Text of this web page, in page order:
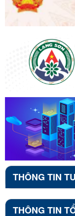
THÔNG TIN
THÔNG TIN